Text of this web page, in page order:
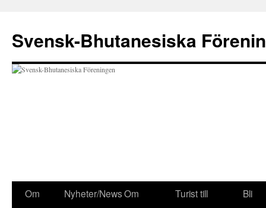
Svensk-Bhutanesiska
Hoppa
Om
Nyheter/NewsOm
Turist till
Bli